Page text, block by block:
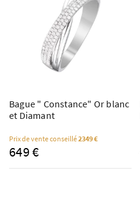
Bague " Constance" Or blanc
et Diamant
Prix de vente conseillé2349 €
649 €